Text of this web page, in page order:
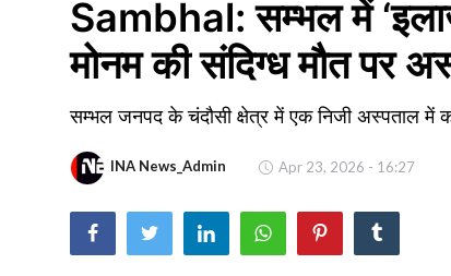
अजब गजब
टेक्नोलॉजी / बिजनेस
वायरल न्यूज़
Sambhal: सम्भल में
मोनम की संदिग्ध मौत पर
सम्भल जनपद के चंदौसी क्षेत्र में एक निजी अस्पताल में
INA News_Admin Apr 23, 2026 - 16:27